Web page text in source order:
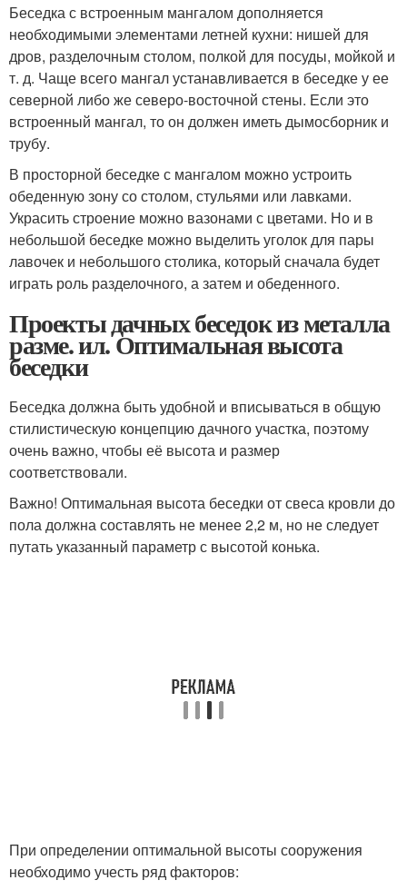
Беседка с встроенным мангалом дополняется
необходимыми элементами летней кухни: нишей для
дров, разделочным столом, полкой для посуды, мойкой и
т. д. Чаще всего мангал устанавливается в беседке у ее
северной либо же северо-восточной стены. Если это
встроенный мангал, то он должен иметь дымосборник и
трубу.
В просторной беседке с мангалом можно устроить
обеденную зону со столом, стульями или лавками.
Украсить строение можно вазонами с цветами. Но и в
небольшой беседке можно выделить уголок для пары
лавочек и небольшого столика, который сначала будет
играть роль разделочного, а затем и обеденного.
Проекты дачных беседок из металла
разме. ил. Оптимальная высота
беседки
Беседка должна быть удобной и вписываться в общую
стилистическую концепцию дачного участка, поэтому
очень важно, чтобы её высота и размер
соответствовали.
Важно! Оптимальная высота беседки от свеса кровли до
пола должна составлять не менее 2,2 м, но не следует
путать указанный параметр с высотой конька.
При определении оптимальной высоты сооружения
необходимо учесть ряд факторов: